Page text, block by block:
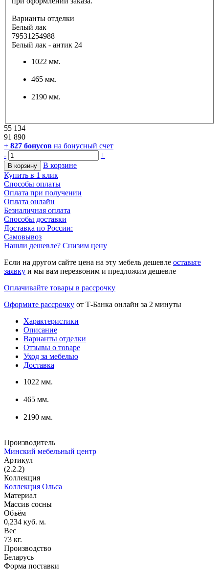
Варианты отделки
Белый лак
79531254988
Белый лак - антик 24
1022 мм.
465 мм.
2190 мм.
55 134
91 890
+ 827 бонусов на бонусный счет
-
+
В корзину
В корзине
Купить в 1 клик
Способы оплаты
Оплата при получении
Оплата онлайн
Безналичная оплата
Способы доставки
Доставка по России:
Самовывоз
Нашли дешевле? Снизим цену
Если на другом сайте цена на эту мебель дешевле оставьте
заявку и мы вам перезвоним и предложим дешевле
Оплачивайте товары в рассрочку
Оформите рассрочку от Т-Банка онлайн за 2 минуты
Характеристики
Описание
Варианты отделки
Отзывы о товаре
Уход за мебелью
Доставка
1022 мм.
465 мм.
2190 мм.
Производитель
Минский мебельный центр
Артикул
(2.2.2)
Коллекция
Коллекция Ольса
Материал
Массив сосны
Объём
0,234 куб. м.
Вес
73 кг.
Производство
Беларусь
Форма поставки